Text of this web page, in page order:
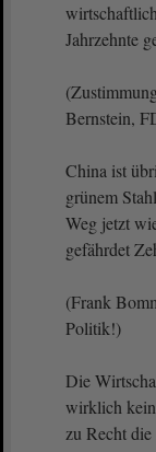
Jahrzehnte
Bernstein,
China ist
grünem
Weg jetzt
gefährdet
(Frank
Politik!)
Die
wirklich
zu Recht